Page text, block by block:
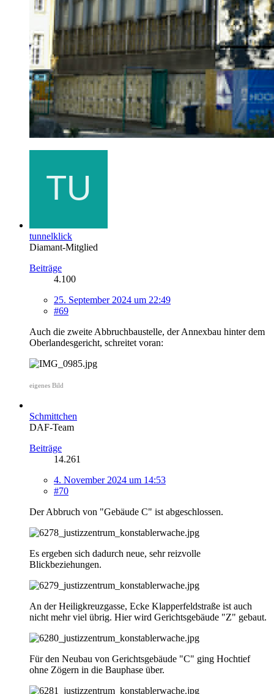
tunnelklick
Diamant-Mitglied
Beiträge
4.100
25. September 2024 um 22:49
#69
Auch die zweite Abbruchbaustelle, der Annexbau hinter dem
Oberlandesgericht, schreitet voran:
eigenes Bild
Schmittchen
DAF-Team
Beiträge
14.261
4. November 2024 um 14:53
#70
Der Abbruch von "Gebäude C" ist abgeschlossen.
Es ergeben sich dadurch neue, sehr reizvolle
Blickbeziehungen.
An der Heiligkreuzgasse, Ecke Klapperfeldstraße ist auch
nicht mehr viel übrig. Hier wird Gerichtsgebäude "Z" gebaut.
Für den Neubau von Gerichtsgebäude "C" ging Hochtief
ohne Zögern in die Bauphase über.